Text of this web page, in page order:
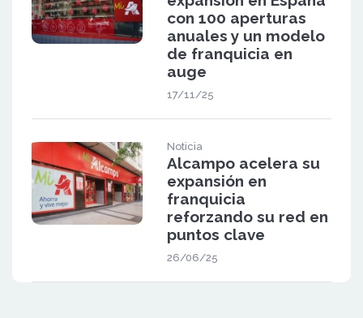
con 100 aperturas
anuales y un modelo
de franquicia en
auge
17/11/25
Noticia
Alcampo acelera su
expansión en
franquicia
reforzando su red en
puntos clave
26/06/25